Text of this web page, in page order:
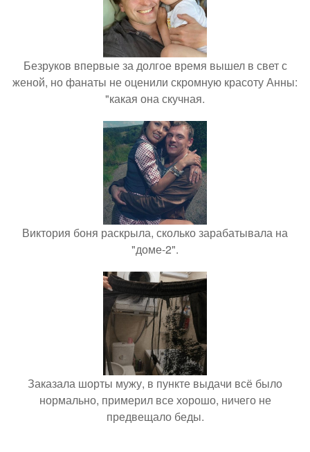
Безруков впервые за долгое время вышел в свет с
женой, но фанаты не оценили скромную красоту Анны:
"какая она скучная.
Виктория боня раскрыла, сколько зарабатывала на
"доме-2".
Заказала шорты мужу, в пункте выдачи всё было
нормально, примерил все хорошо, ничего не
предвещало беды.